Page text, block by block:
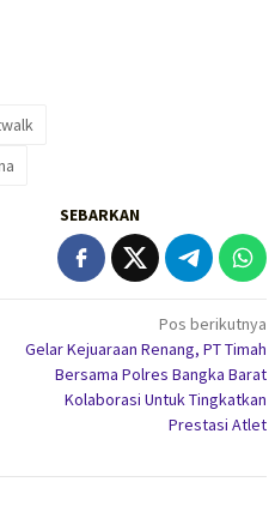
SEBARKAN
Pos berikutnya
Gelar Kejuaraan Renang, PT Timah
Bersama Polres Bangka Barat
Kolaborasi Untuk Tingkatkan
Prestasi Atlet